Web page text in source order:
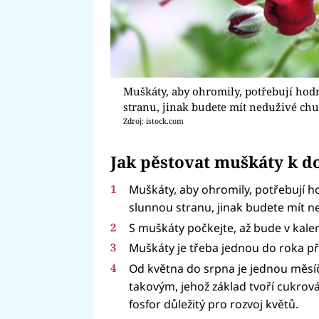
Muškáty, aby ohromily, potřebují
stranu, jinak budete mít neduživé
Zdroj: istock.com
Jak pěstovat muškáty k
Muškáty, aby ohromily, potřebují
slunnou stranu, jinak budete mít
S muškáty počkejte, až bude v
Muškáty je třeba jednou do roka
Od května do srpna je jednou
takovým, jehož základ tvoří
fosfor důležitý pro rozvoj květů.